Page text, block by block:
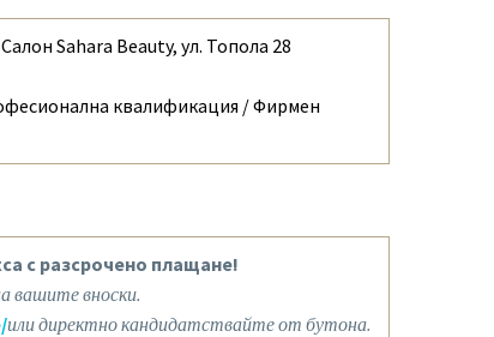
Sahara Beauty, ул. Топола 28
квалификация / Фирмен
с разсрочено плащане!
вашите вноски.
или директно кандидатствайте от бутона.